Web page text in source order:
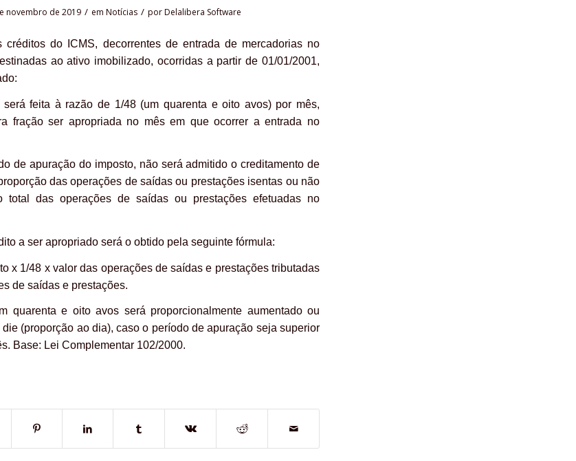
novembro de 2019 / em Notícias / porDelalibera Software
créditos do ICMS, decorrentes de entrada de mercadorias no
ao ativo imobilizado, ocorridas a partir de 01/01/2001,
feita à razão de 1/48 (um quarenta e oito avos) por mês,
fração ser apropriada no mês em que ocorrer a entrada no
de apuração do imposto, não será admitido o creditamento de
das operações de saídas ou prestações isentas ou não
total das operações de saídas ou prestações efetuadas no
a ser apropriado será o obtido pela seguinte fórmula:
x 1/48 x valor das operações de saídas e prestações tributadas
de saídas e prestações.
quarenta e oito avos será proporcionalmente aumentado ou
(proporção ao dia), caso o período de apuração seja superior
Base: Lei Complementar 102/2000.